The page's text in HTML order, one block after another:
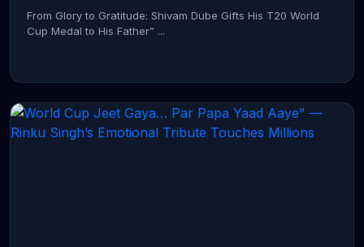
From Glory to Gratitude: Shivam Dube Gifts His T20 World
Cup Medal to His Father” ...